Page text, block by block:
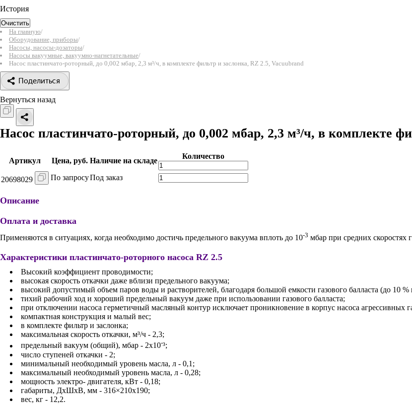
История
Очистить
На главную/
Оборудование, приборы/
Насосы, насосы-дозаторы/
Насосы вакуумные, вакуумно-нагнетательные/
Насос пластинчато-роторный, до 0,002 мбар, 2,3 м³/ч, в комплекте фильтр и заслонка, RZ 2.5, Vacuubrand
Поделиться
Вернуться назад
Насос пластинчато-роторный, до 0,002 мбар, 2,3 м³/ч, в комплекте
Артикул Цена, руб. Наличие на складе
Количество
20698029 По запросуПод заказ
Описание
Оплата и доставка
Применяются в ситуациях, когда необходимо достичь предельного вакуума вплоть до 10-3 мбар при средних скоростях
Характеристики пластинчато-роторного насоса RZ 2.5
Высокий коэффициент проводимости;
высокая скорость откачки даже вблизи предельного вакуума;
высокий допустимый объем паров воды и растворителей, благодаря большой емкости газового балласта (до 10 %
тихий рабочий ход и хороший предельный вакуум даже при использовании газового балласта;
при отключении насоса герметичный масляный контур исключает проникновение в корпус насоса агрессивных
компактная конструкция и малый вес;
в комплекте фильтр и заслонка;
максимальная скорость откачки, м³/ч - 2,3;
предельный вакуум (общий), мбар - 2x10-³;
число ступеней откачки - 2;
минимальный необходимый уровень масла, л - 0,1;
максимальный необходимый уровень масла, л - 0,28;
мощность электро- двигателя, кВт - 0,18;
габариты, ДхШхВ, мм - 316×210х190;
вес, кг - 12,2.